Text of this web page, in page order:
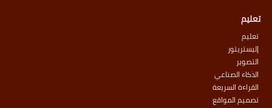
تعليم
تعليم
إليستريتور
التصوير
الذكاء الصناعي
القراءة السريعة
تصميم المواقع